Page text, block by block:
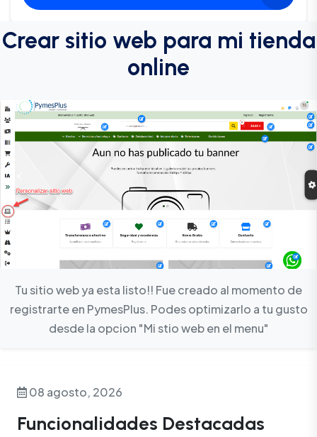
Crear sitio web para mi tienda
online
Tu sitio web ya esta listo!! Fue creado al momento de
registrarte en PymesPlus. Podes optimizarlo a tu gusto
desde la opcion "Mi stio web en el menu"
08 agosto, 2026
Funcionalidades Destacadas